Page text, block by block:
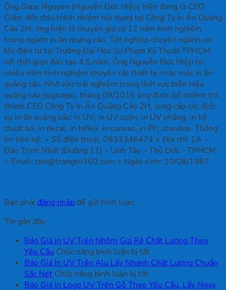
Ông Sape Nguyen (Nguyễn Đức Hiệp) hiện đang là CEO
Giám đốc chịu trách nhiệm nội dung tại Công Ty In Ấn Quảng
Cáo 2H, ông hiện là chuyên gia có 12 năm kinh nghiệm
trong ngành in ấn quảng cáo. Tốt nghiệp chuyên ngành cơ
khí điện tử tại Trường Đại Học Sư Phạm Kỹ Thuật TPHCM
với thời gian đào tạo 4,5 năm. Ông Nguyễn Đức Hiệp có
nhiều năm kinh nghiệm chuyên các thiết bị, máy móc in ấn
quảng cáo. Nhờ vào trải nghiệm trong lĩnh vực biển hiệu
quảng cáo (signage), tháng 09/2016 ông được bổ nhiệm trở
thành CEO Công Ty In Ấn Quảng Cáo 2H, cung cấp các dịch
vụ in ấn quảng cáo: in UV, in UV cuộn, in UV phẳng, in kỹ
thuật số, in decal, in hiflex, in canvas, in PP, standee. Thông
tin liên hệ: + Số điện thoại: 0933346474 + Địa chỉ: 1A –
Đào Trinh Nhất (Đường 11) – Linh Tây – Thủ Đức – TPHCM
+ Email: ceo@trangtri360.com + Ngày sinh: 10/08/1987
Bạn phải đăng nhậpđể gửi bình luận.
Tin gần đây
Báo Giá In UV Trên Nhôm Giá Rẻ Chất Lượng Theo
Yêu Cầu Chức năng bình luận bị tắtở
Báo
In
Báo Giá In UV Trên Alu Lấy Nhanh Chất Lượng Chuẩn
Sắc Nét Chức năng bình luận bị tắtở
Báo
Báo Giá In Logo UV Trên Gỗ Theo Yêu Cầu, Lấy Ngay